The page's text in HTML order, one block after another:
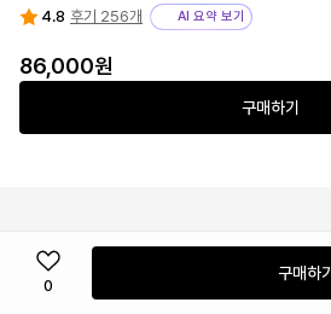
4.8 후기 256개 AI 요약 보기
86,000원
구매하기
0
구매하기